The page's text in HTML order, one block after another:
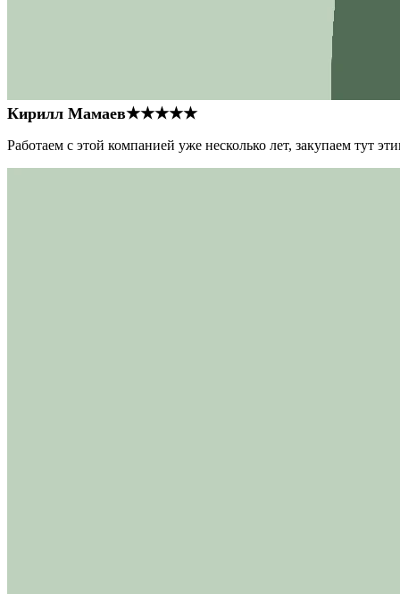
Кирилл Мамаев★★★★★
Работаем с этой компанией уже несколько лет, закупаем тут